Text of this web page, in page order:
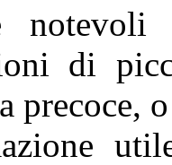
di
precoce,